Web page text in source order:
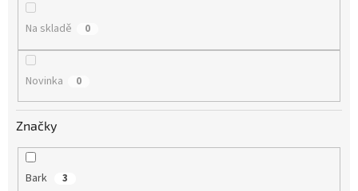
Na skladě 0
Novinka 0
Značky
Bark 3